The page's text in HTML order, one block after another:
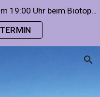
Skip to navigation
SOMMERKINO am 08. August um 19:00 Uhr beim Biotop/Hoamatwirt